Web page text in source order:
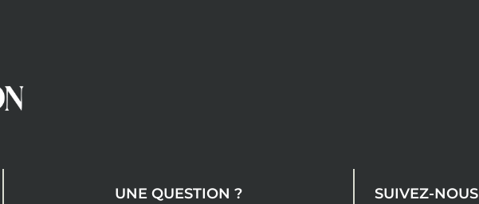
UNE QUESTION ?
SUIVEZ-NOUS